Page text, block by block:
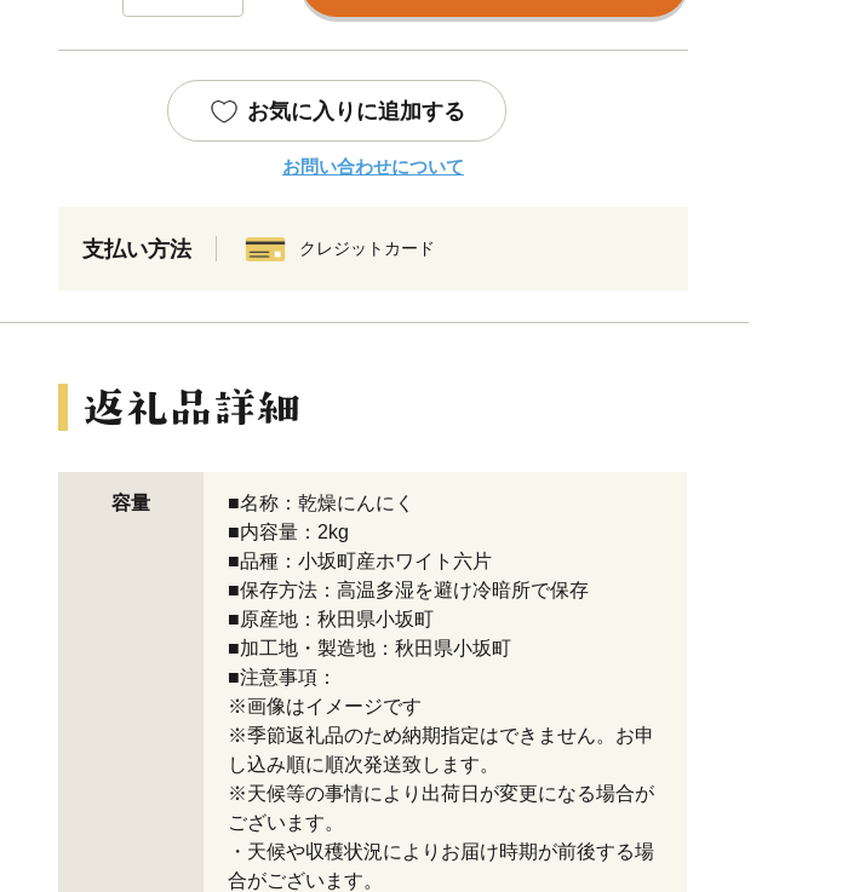
お気に入りに追加する
お問い合わせについて
支払い方法 クレジットカード
容量
■名称：乾燥にんにく
■内容量：2kg
■品種：小坂町産ホワイト六片
■保存方法：高温多湿を避け冷暗所で保存
■原産地：秋田県小坂町
■加工地・製造地：秋田県小坂町
■注意事項：
※画像はイメージです
※季節返礼品のため納期指定はできません。お申
し込み順に順次発送致します。
※天候等の事情により出荷日が変更になる場合が
ございます。
・天候や収穫状況によりお届け時期が前後する場
合がございます。